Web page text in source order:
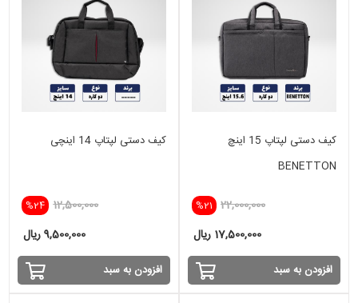
کیف دستی لپتاپ 15 اینچ
BENETTON
%21 22,000,000
17,500,000 ریال
افزودن به سبد
کیف دستی لپتاپ 14 اینچی
%24 12,500,000
9,500,000 ریال
افزودن به سبد